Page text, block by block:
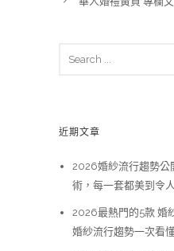
近期文章
2026婚紗流行趨勢公
術，每一套都美到令
2026最熱門的5款 婚
婚紗流行趨勢一次看